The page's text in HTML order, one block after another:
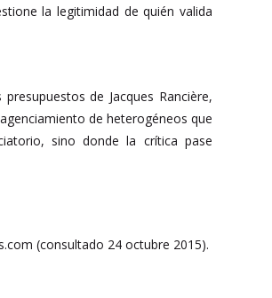
la legitimidad de quién valida
de Jacques Rancière,
de heterogéneos que
sino donde la crítica pase
(consultado 24 octubre 2015).